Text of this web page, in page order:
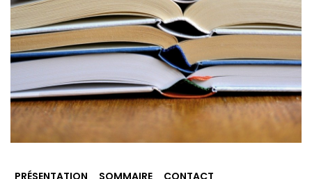
PRÉSENTATION SOMMAIRE CONTACT